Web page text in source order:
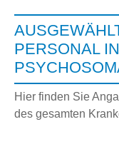
PERSONAL
Hier finden Sie
des gesamten